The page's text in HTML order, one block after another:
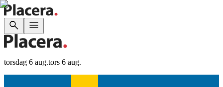
torsdag 6 aug.tors 6 aug.